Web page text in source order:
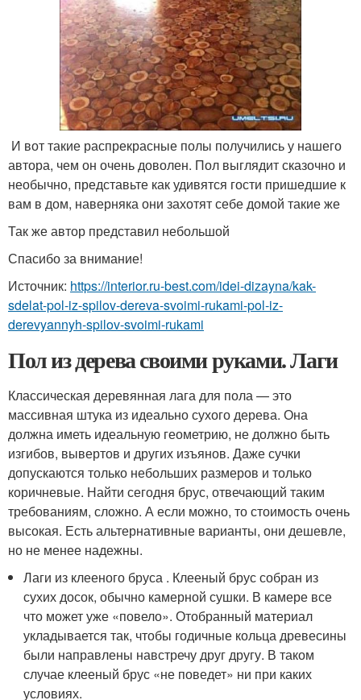
И вот такие распрекрасные полы получились у нашего
автора, чем он очень доволен. Пол выглядит сказочно и
необычно, представьте как удивятся гости пришедшие к
вам в дом, наверняка они захотят себе домой такие же
Так же автор представил небольшой
Спасибо за внимание!
Источник: https://interior.ru-best.com/idei-dizayna/kak-
sdelat-pol-iz-spilov-dereva-svoimi-rukami-pol-iz-
derevyannyh-spilov-svoimi-rukami
Пол из дерева своими руками. Лаги
Классическая деревянная лага для пола — это
массивная штука из идеально сухого дерева. Она
должна иметь идеальную геометрию, не должно быть
изгибов, вывертов и других изъянов. Даже сучки
допускаются только небольших размеров и только
коричневые. Найти сегодня брус, отвечающий таким
требованиям, сложно. А если можно, то стоимость очень
высокая. Есть альтернативные варианты, они дешевле,
но не менее надежны.
Лаги из клееного бруса . Клееный брус собран из
сухих досок, обычно камерной сушки. В камере все
что может уже «повело». Отобранный материал
укладывается так, чтобы годичные кольца древесины
были направлены навстречу друг другу. В таком
случае клееный брус «не поведет» ни при каких
условиях.